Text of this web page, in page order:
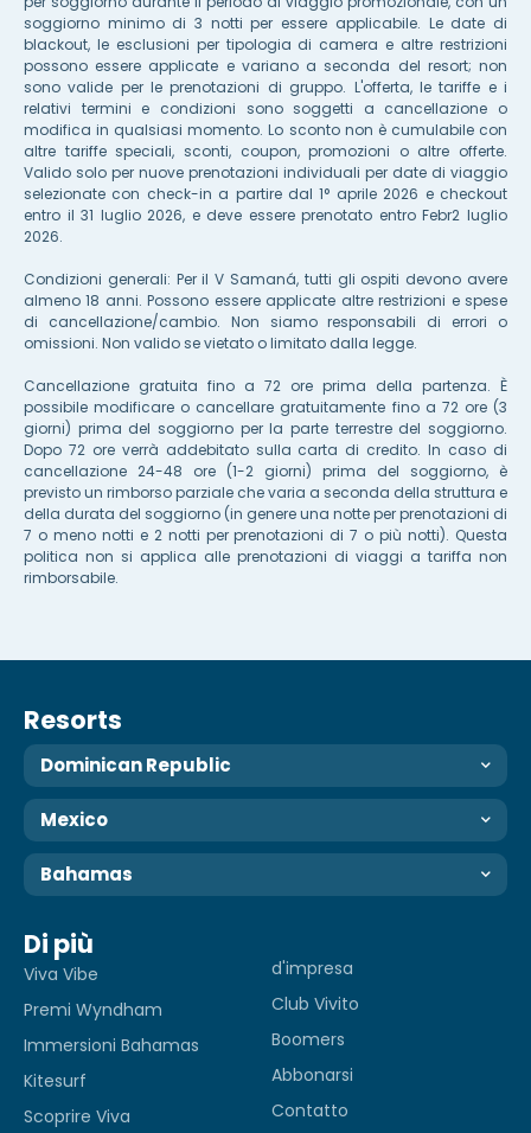
soggiorno minimo di 3 notti per essere applicabile. Le date di
blackout, le esclusioni per tipologia di camera e altre restrizioni
possono essere applicate e variano a seconda del resort; non
sono valide per le prenotazioni di gruppo. L'offerta, le tariffe e i
relativi termini e condizioni sono soggetti a cancellazione o
modifica in qualsiasi momento. Lo sconto non è cumulabile con
altre tariffe speciali, sconti, coupon, promozioni o altre offerte.
Valido solo per nuove prenotazioni individuali per date di viaggio
selezionate con check-in a partire dal 1° aprile 2026 e checkout
entro il 31 luglio 2026, e deve essere prenotato entro Febr2 luglio
2026.
Condizioni generali: Per il V Samaná, tutti gli ospiti devono avere
almeno 18 anni. Possono essere applicate altre restrizioni e spese
di cancellazione/cambio. Non siamo responsabili di errori o
omissioni. Non valido se vietato o limitato dalla legge.
Cancellazione gratuita fino a 72 ore prima della partenza. È
possibile modificare o cancellare gratuitamente fino a 72 ore (3
giorni) prima del soggiorno per la parte terrestre del soggiorno.
Dopo 72 ore verrà addebitato sulla carta di credito. In caso di
cancellazione 24-48 ore (1-2 giorni) prima del soggiorno, è
previsto un rimborso parziale che varia a seconda della struttura e
della durata del soggiorno (in genere una notte per prenotazioni di
7 o meno notti e 2 notti per prenotazioni di 7 o più notti). Questa
politica non si applica alle prenotazioni di viaggi a tariffa non
rimborsabile.
Resorts
Dominican Republic
Mexico
Bahamas
Di più
Viva Vibe
Premi Wyndham
Immersioni Bahamas
Kitesurf
Scoprire Viva
d'impresa
Club Vivito
Boomers
Abbonarsi
Contatto